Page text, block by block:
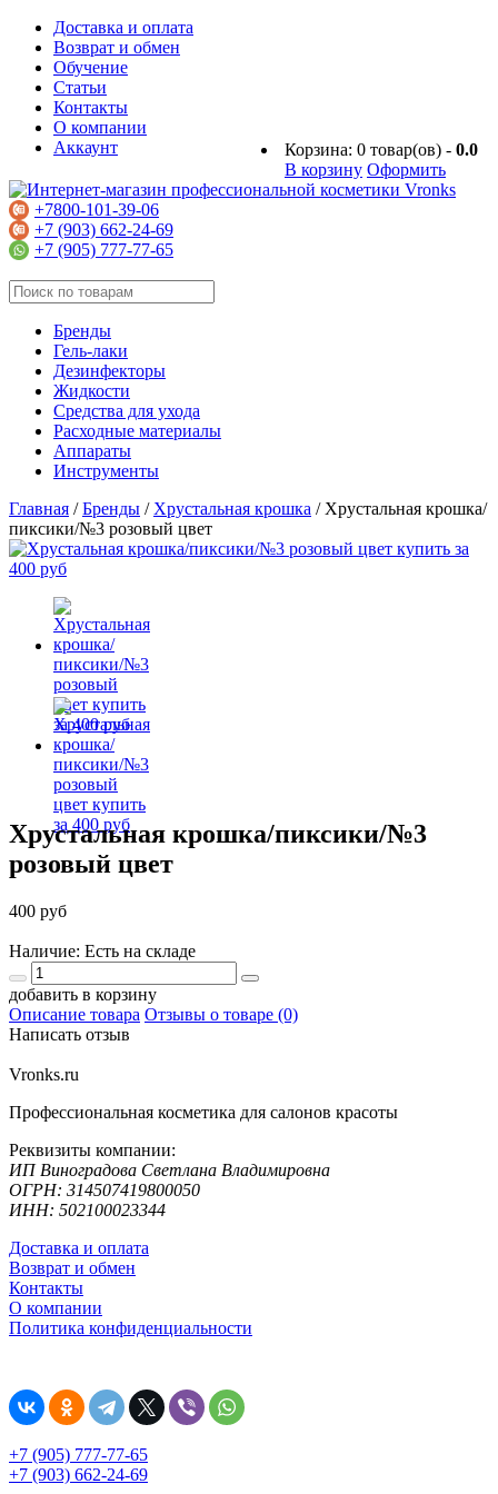
Доставка и оплата
Возврат и обмен
Обучение
Статьи
Контакты
О компании
Корзина: 0 товар(ов) - 0.0
В корзину Оформить
Аккаунт
+7800-101-39-06
+7 (903) 662-24-69
+7 (905) 777-77-65
Бренды
Гель-лаки
Дезинфекторы
Жидкости
Средства для ухода
Расходные материалы
Аппараты
Инструменты
Главная /Бренды / Хрустальная крошка / Хрустальная крошка/
пиксики/№3 розовый цвет
Хрустальная крошка/пиксики/№3
розовый цвет
400 руб
Наличие: Есть на складе
добавить в корзину
Описание товара Отзывы о товаре (0)
Написать отзыв
Vronks.ru
Профессиональная косметика для салонов красоты
Реквизиты компании:
ИП Виноградова Светлана Владимировна
ОГРН: 314507419800050
ИНН: 502100023344
Доставка и оплата
Возврат и обмен
Контакты
О компании
Политика конфиденциальности
+7 (905) 777-77-65
+7 (903) 662-24-69